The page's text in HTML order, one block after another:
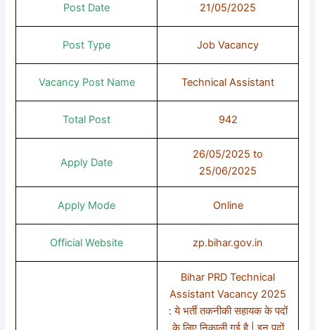
Post Date 21/05/2025
Post Type Job Vacancy
Vacancy Post Name Technical Assistant
Total Post 942
Apply Date
26/05/2025 to
25/06/2025
Apply Mode Online
Official Website zp.bihar.gov.in
Bihar PRD Technical
Assistant Vacancy 2025
: ये भर्ती तकनीकी सहायक के पदों